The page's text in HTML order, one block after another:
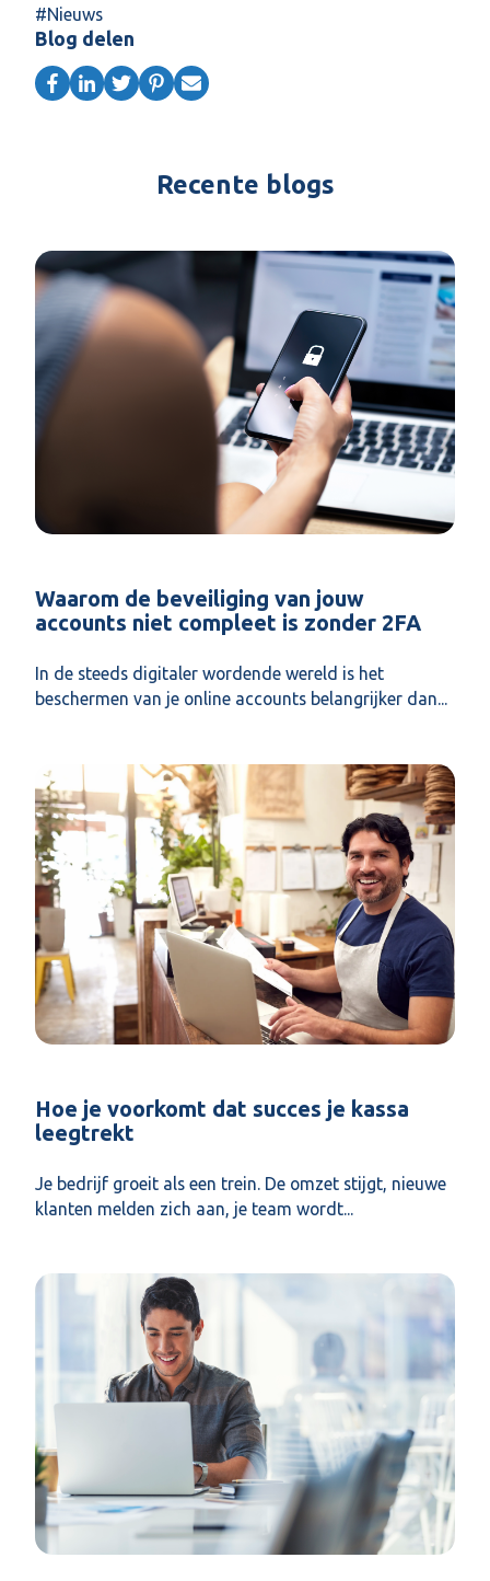
#Nieuws
Blog delen
Recente blogs
Waarom de beveiliging van jouw
accounts niet compleet is zonder 2FA
In de steeds digitaler wordende wereld is het
beschermen van je online accounts belangrijker dan...
Hoe je voorkomt dat succes je kassa
leegtrekt
Je bedrijf groeit als een trein. De omzet stijgt, nieuwe
klanten melden zich aan, je team wordt...